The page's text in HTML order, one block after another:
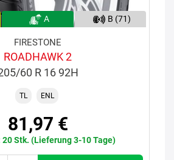
A B (71)
FIRESTONE
ROADHAWK 2
60 R 16 92H
TL ENL
81,97 €
20 Stk. (Lieferung 3-10 Tage)